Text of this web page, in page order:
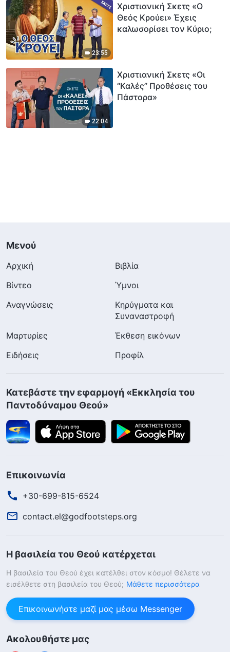
23:55
Χριστιανική Σκετς «Ο
Θεός Κρούει» Έχεις
καλωσορίσει τον Κύριο;
22:04
Χριστιανική Σκετς «Οι
“Καλές” Προθέσεις του
Πάστορα»
Μενού
Αρχική
Βιβλία
Βίντεο
Ύμνοι
Αναγνώσεις
Κηρύγματα και
Συναναστροφή
Μαρτυρίες
Έκθεση εικόνων
Ειδήσεις
Προφίλ
Κατεβάστε την εφαρμογή «Εκκλησία του
Παντοδύναμου Θεού»
Επικοινωνία
+30-699-815-6524
contact.el@godfootsteps.org
Η βασιλεία του Θεού κατέρχεται
Η βασιλεία του Θεού έχει κατέλθει στον κόσμο! Θέλετε να
εισέλθετε στη βασιλεία του Θεού; Μάθετε περισσότερα
Επικοινωνήστε μαζί μας μέσω Messenger
Ακολουθήστε μας